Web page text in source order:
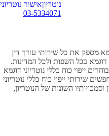
נוטריוןאישור נוטריוני
03-5334071
מספק את כל שירותי עורך דין
דוגמא בכל השפות ולכל המדינות.
ייפוי כוח כללי נוטריוני דוגמא
שירותי ייפוי כוח כללי נוטריוני
השונות של הנוטריון,